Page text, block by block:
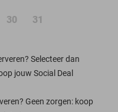
30 31
Selecteer dan
jouw Social Deal
Geen zorgen: koop